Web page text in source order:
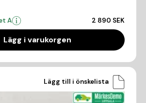
A 2 890 SEK
Lägg i varukorgen
Lägg till i önskelista